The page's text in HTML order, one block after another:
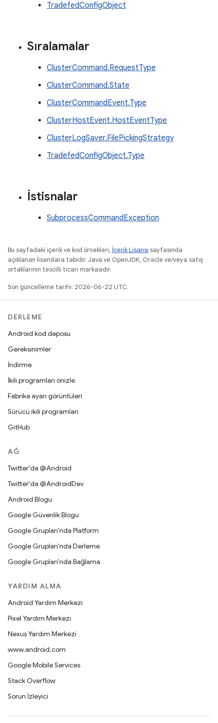
TradefedConfigObject
Sıralamalar
ClusterCommand.RequestType
ClusterCommand.State
ClusterCommandEvent.Type
ClusterHostEvent.HostEventType
ClusterLogSaver.FilePickingStrategy
TradefedConfigObject.Type
İstisnalar
SubprocessCommandException
Bu sayfadaki içerik ve kod örnekleri, İçerik Lisansı sayfasında
açıklanan lisanslara tabidir. Java ve OpenJDK, Oracle ve/veya satış
ortaklarının tescilli ticari markasıdır.
Son güncelleme tarihi: 2026-06-22 UTC.
DERLEME
Android kod deposu
Gereksinimler
İndirme
İkili programları önizle
Fabrika ayarı görüntüleri
Sürücü ikili programları
GitHub
AĞ
Twitter'da @Android
Twitter'da @AndroidDev
Android Blogu
Google Güvenlik Blogu
Google Grupları'nda Platform
Google Grupları'nda Derleme
Google Grupları'nda Bağlama
YARDIM ALMA
Android Yardım Merkezi
Pixel Yardım Merkezi
Nexus Yardım Merkezi
www.android.com
Google Mobile Services
Stack Overflow
Sorun İzleyici